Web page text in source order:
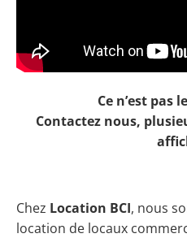
Ce n’est pas
Contactez nous,
Chez Location BCI, nous
location de locaux